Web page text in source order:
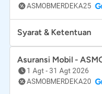
ASMOBMERDEKA25
Syarat & Ketentuan
Asuransi Mobil -
1 Agt - 31 Agt 2026
ASMOBMERDEKA20